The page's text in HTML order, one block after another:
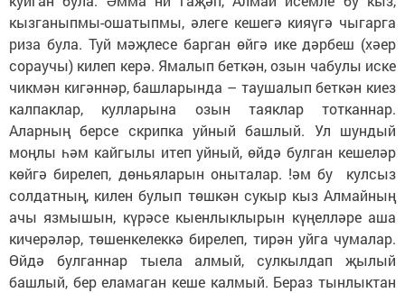
кызганыпмы-ошатыпмы, әлеге кешегә кияүгә чыгарга
риза була. Туй мәҗлесе барган өйгә ике дәрбеш (хәер
сораучы) килеп керә. Ямалып беткән, озын чабулы иске
чикмән кигәннәр, башларында – таушалып беткән киез
калпаклар, кулларына озын таяклар тотканнар.
Аларның берсе скрипка уйный башлый. Ул шундый
моңлы һәм кайгылы итеп уйный, өйдә булган кешеләр
көйгә бирелеп, дөньяларын оныталар. !әм бу кулсыз
солдатның, килен булып төшкән сукыр кыз Алмайның
ачы язмышын, күрәсе кыенлыклырын күңелләре аша
кичерәләр, төшенкелеккә бирелеп, тирән уйга чумалар.
Өйдә булганнар тыела алмый, сулкылдап җылый
башлый, бер еламаган кеше калмый. Бераз тынлыктан